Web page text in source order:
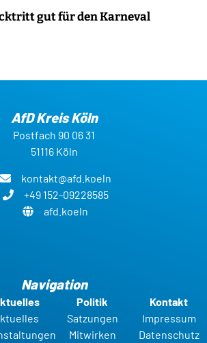
gut für den Karneval
AfD Kreis Köln
Postfach 90 06 31
51116 Köln
kontakt@afd.koeln
+49 152-09228585
afd.koeln
Navigation
Politik
Satzungen
Mitwirken
Kontakt
Impressum
Datenschutz